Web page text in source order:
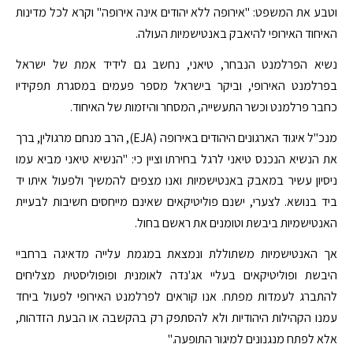
וטבע את המשפט: "אירופה ללא יהודים אינה אירופה" וקרא לכל מדינות
האיחוד האירופי להיאבק באנטישמיות העולה.
נשיא הפרלמנט הנבחר, טיאני, נחשב גם לידיד אמת של ישראל
בפרלמנט האירופי, וביקר בישראל מספר פעמים במסגרת תפקידיו
כחבר פרלמנט וכשר התעשייה, המסחר והיזמות של האיחוד.
מנכ"ל איגוד הארגונים היהודים באירופה (EJA), הרב מנחם מרגולין, ברך
את הנשיא הנכנס טיאני לרגל בחירתו וציין כי: "הנשיא טיאני מביא עמו
ניסיון עשיר במאבק באנטישמיות ואנו מצפים להמשיך ולפעול איתו יד
ביד בנושא. לצערי, ישנם פוליטיקאים שאינם מייחסים חשיבות לבעיית
האנטישמיות ביבשת וטומנים את ראשם בחול.
אך האנטישמיות משתוללת ונמצאת במגמת עלייה מדאיגה ברחביי
היבשת ופוליטיקאים בעליי אג'נדה לאומנית ופופוליסטית מצליחים
להתברג לעמדות מפתח. אנו קוראים לפרלמנט האירופי לפעול ביחד
עמנו הקהילות היהודיות ולא להסתפק רק בהקשבה או הבעת הזדהות,
אלא לפתח מנגנונים למיגור התופעה."